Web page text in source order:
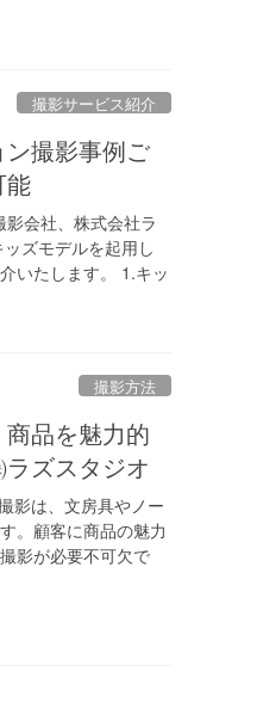
撮影サービス紹介
ン撮影事例ご
能
会社、株式会社ラ
ズモデルを起用し
いたします。 1.キッ
撮影方法
品を魅力的
ズスタジオ
影は、文房具やノー
。顧客に商品の魅力
影が必要不可欠で